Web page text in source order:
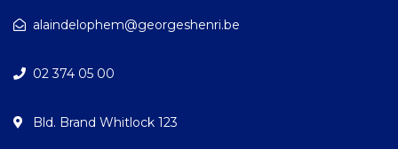
alaindelophem@georgeshenri.be
02 374 05 00
Bld. Brand Whitlock 123